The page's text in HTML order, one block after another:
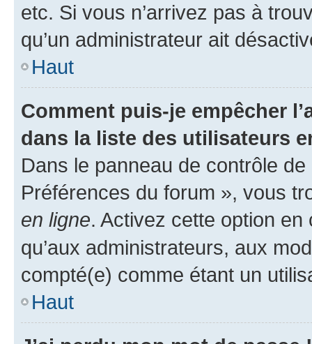
etc. Si vous n’arrivez pas à
qu’un administrateur ait
Haut
Comment puis-je empêcher
dans la liste des utilisateurs
Dans le panneau de contrôle
Préférences du forum », vous
en ligne. Activez cette option
qu’aux administrateurs, aux
compté(e) comme étant un
Haut